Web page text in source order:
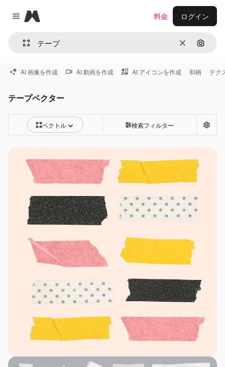
Close menu
Magnific
消去 画像で
料金 ログイン
AI 画像を作成 AI 動画を作成 AI アイコンを作成 和柄 テク
テープベクター
ベクトル 検索フィルター